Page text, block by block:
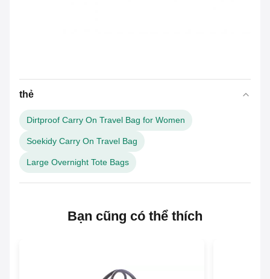
thẻ
Dirtproof Carry On Travel Bag for Women
Soekidy Carry On Travel Bag
Large Overnight Tote Bags
Bạn cũng có thể thích